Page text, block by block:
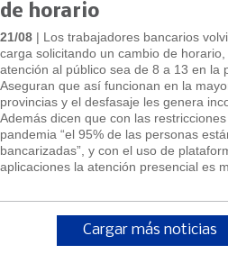
de horario
21/08 | Los trabajadores bancarios
carga solicitando un cambio de
atención al público sea de 8 a 13 en la
Aseguran que así funcionan en la
provincias y el desfasaje les genera
Además dicen que con las
pandemia “el 95% de las personas
bancarizadas”, y con el uso de
aplicaciones la atención presencial es
Cargar más noticias